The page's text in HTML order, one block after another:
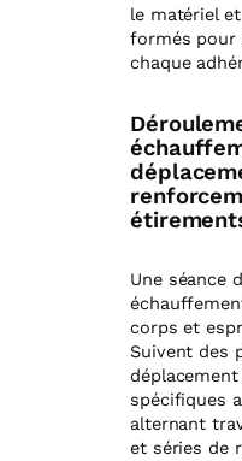
le matériel
formés pour
chaque
Une séance
corps et
Suivent des
déplacement
spécifiques
alternant
et séries de